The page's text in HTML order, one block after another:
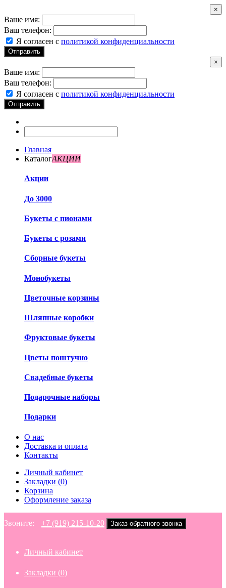
×
Ваше имя:
Ваш телефон:
Я согласен с политикой конфиденциальности
Отправить
×
Ваше имя:
Ваш телефон:
Я согласен с политикой конфиденциальности
Отправить
Главная
КаталогАКЦИИ
Акции
До 3000
Букеты с пионами
Букеты с розами
Сборные букеты
Монобукеты
Цветочные корзины
Шляпные коробки
Фруктовые букеты
Цветы поштучно
Свадебные букеты
Подарочные наборы
Подарки
О нас
Доставка и оплата
Контакты
Личный кабинет
Закладки (0)
Корзина
Оформление заказа
Звоните: +7 (919) 215-10-20 Заказ обратного звонка
Личный кабинет
Закладки (0)